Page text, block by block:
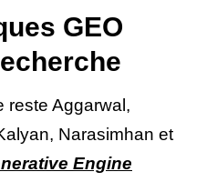
GEO
reste Aggarwal,
Narasimhan et
Engine